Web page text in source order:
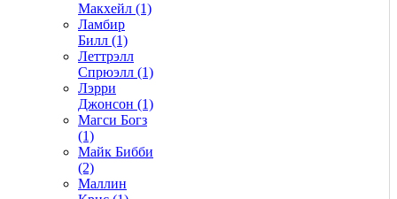
Макхейл (1)
Ламбир
Билл (1)
Леттрэлл
Спрюэлл (1)
Лэрри
Джонсон (1)
Магси Богз
(1)
Майк Бибби
(2)
Маллин